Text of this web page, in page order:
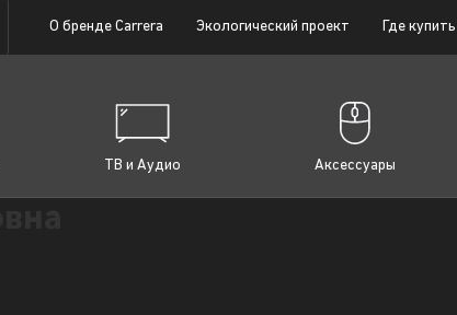
О бренде Carrera Экологический проект Где купить
ТВ и Аудио Аксессуары